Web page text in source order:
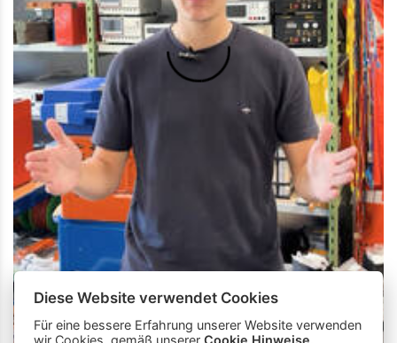
Diese Website verwendet Cookies
Für eine bessere Erfahrung unserer Website verwenden
wir Cookies, gemäß unsererCookie Hinweise.